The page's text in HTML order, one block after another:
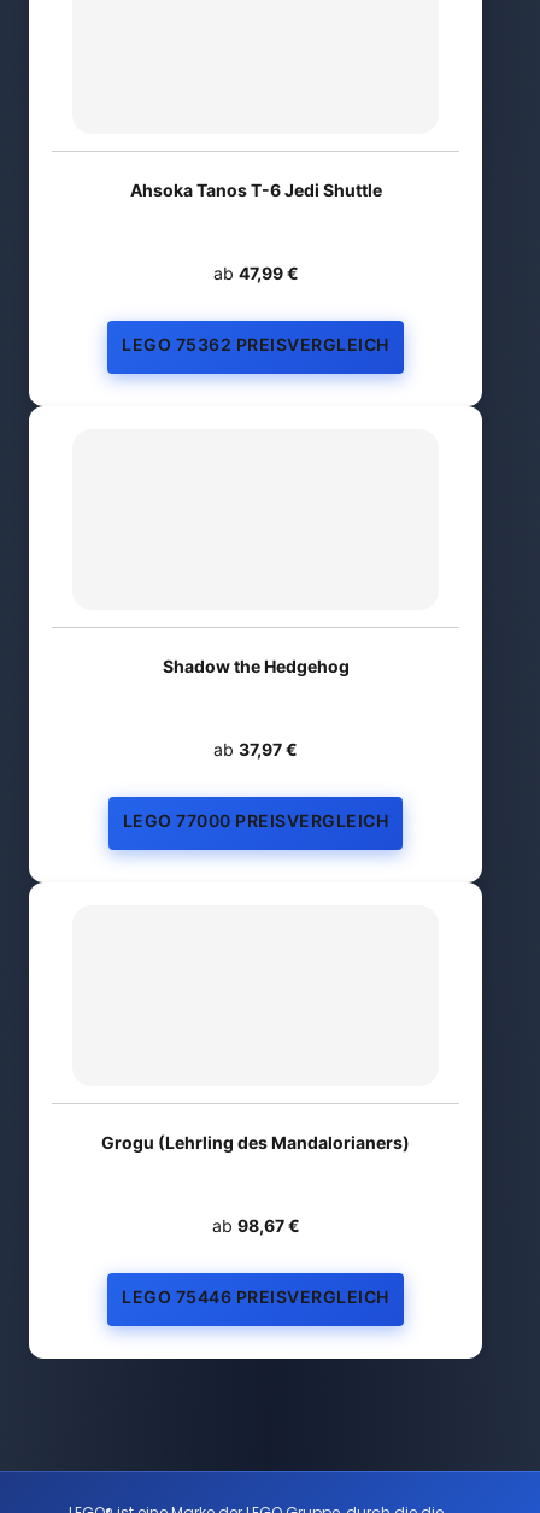
Ahsoka Tanos T-6 Jedi Shuttle
ab 47,99 €
LEGO 75362 PREISVERGLEICH
Shadow the Hedgehog
ab 37,97 €
LEGO 77000 PREISVERGLEICH
Grogu (Lehrling des Mandalorianers)
ab 98,67 €
LEGO 75446 PREISVERGLEICH